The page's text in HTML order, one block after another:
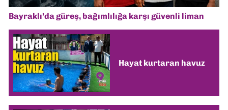
Bayraklı’da güreş, bağımlılığa karşı güvenli liman
Hayat kurtaran havuz